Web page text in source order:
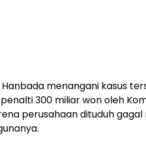
menangani kasus
300 miliar won oleh
perusahaan dituduh